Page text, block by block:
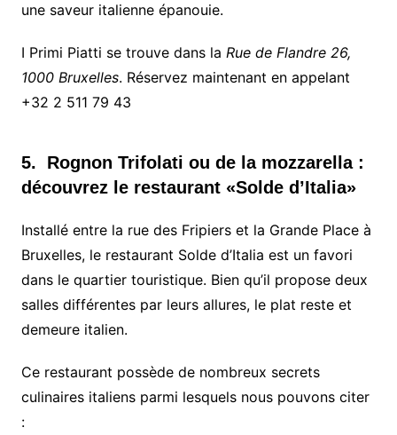
une saveur italienne épanouie.
I Primi Piatti se trouve dans la Rue de Flandre 26,
1000 Bruxelles. Réservez maintenant en appelant
+32 2 511 79 43
5. Rognon Trifolati ou de la mozzarella :
découvrez le restaurant «Solde d’Italia»
Installé entre la rue des Fripiers et la Grande Place à
Bruxelles, le restaurant Solde d’Italia est un favori
dans le quartier touristique. Bien qu’il propose deux
salles différentes par leurs allures, le plat reste et
demeure italien.
Ce restaurant possède de nombreux secrets
culinaires italiens parmi lesquels nous pouvons citer
: